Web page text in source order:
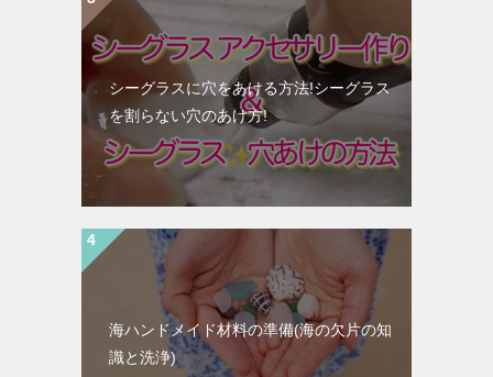
シーグラスに穴をあける方法!シーグラス
を割らない穴のあけ方!
海ハンドメイド材料の準備(海の欠片の知
識と洗浄)